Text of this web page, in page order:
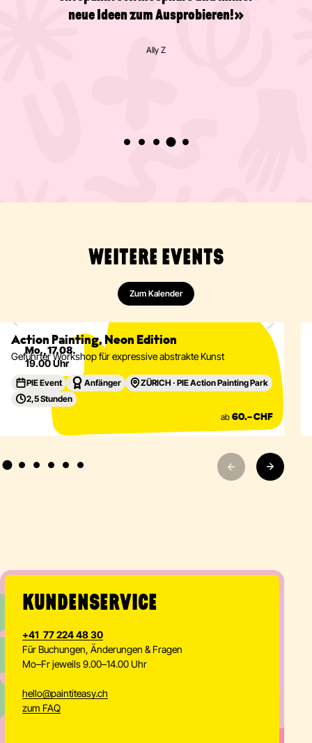
neue Ideen zum Ausprobieren!»
Ally Z
WEITERE EVENTS
Zum Kalender
Mo., 17.08.
19.00 Uhr
Action Painting
Action Painting, Neon Edition
Geführter Workshop für expressive abstrakte Kunst
PIE Event Anfänger
ZÜRICH · PIE Action Painting Park
2,5 Stunden
ab 60.– CHF
Eventdetails
KUNDENSERVICE
+41 77 224 48 30
Für Buchungen, Änderungen & Fragen
Mo–Fr jeweils 9.00–14.00 Uhr
hello@paintiteasy.ch
zum FAQ